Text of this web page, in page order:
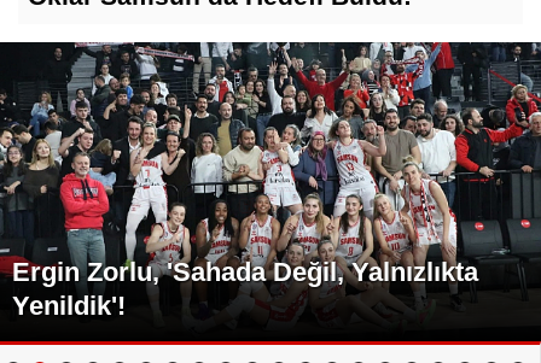
Ergin Zorlu, 'Sahada Değil, Yalnızlıkta
Yenildik'!